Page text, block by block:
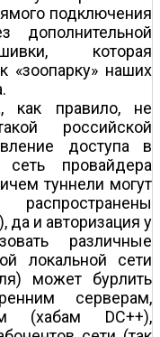
подключения
которая
«зоопарку» наших
как правило, не
российской
доступа в
провайдера
туннели могут
да и авторизация у
различные
локальной сети
может бурлить
серверам,
(хабам DC++),